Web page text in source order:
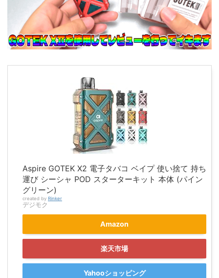
Aspire GOTEK X2 電子タバコ ベイプ 使い捨て 持ち
運び シーシャ POD スターターキット 本体 (パイン
グリーン)
created by Rinker
デジモク
Amazon
楽天市場
Yahooショッピング